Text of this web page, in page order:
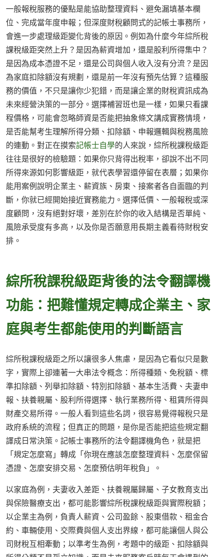
一般報稅服務的優點是能協助整理資料、避免漏填基本欄
位、完成當年度申報；但深度財稅顧問式的記帳士事務所，
會進一步處理級距變化背後的原因。例如為什麼今年綜所稅
課稅級距突然上升？是因為薪資增加，還是股利所得集中？
是因為成本憑證不足，還是公司與個人收入沒有分流？是因
為家庭扣除額沒有規劃，還是前一年沒有預先估算？這種服
務的價值，不只是讓你少犯錯，而是讓企業的財稅資訊成為
未來經營決策的一部分。選擇補習班也是一樣，如果只看課
程價格，可能會忽略師資是否能把抽象條文講成實務情境，
是否能幫考生理解所得分類、扣除額、申報邏輯與稅務風險
的連動。對正在摸索記帳士自學的人來說，綜所稅課稅級距
往往是很好的檢驗題：如果你只背得出稅率，卻說不出不同
所得來源如何影響級距，就代表學習還停留在表層；如果你
能用案例說明企業主、薪資族、房東、接案者各自面臨的判
斷，你就已經開始接近實務能力。選擇低價、一般報稅或深
度顧問，沒有絕對好壞，差別在於你的收入結構是否單純、
風險承受度有多高，以及你是否願意用長期主義看待財稅安
排。
綜所稅課稅級距背後的法令翻譯機
功能：把難懂規定轉成企業主、家
庭與考生都能使用的判斷語言
綜所稅課稅級距之所以讓很多人焦慮，是因為它看似只是數
字，實際上卻連著一大串法令概念：所得種類、免稅額、標
準扣除額、列舉扣除額、特別扣除額、基本生活費、夫妻申
報、扶養親屬、股利所得選擇、執行業務所得、租賃所得與
財產交易所得。一般人看到這些名詞，很容易覺得報稅只是
政府系統的流程；但真正的問題，是你是否能把這些規定翻
譯成日常決策。記帳士事務所的法令翻譯機角色，就是把
「規定怎麼寫」轉成「你現在應該怎麼整理資料、怎麼保留
憑證、怎麼安排交易、怎麼預估明年稅負」。
以家庭為例，夫妻收入差距、扶養親屬歸屬、子女教育支出
與保險醫療支出，都可能影響綜所稅課稅級距與實際稅額；
以企業主為例，負責人薪資、公司盈餘、股東借款、租金合
約、車輛使用、交際費與個人支出界線，都可能讓個人與公
司財稅互相牽動；以準考生為例，考題中的級距、扣除額與